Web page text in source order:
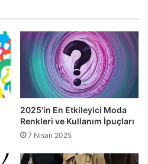
markalar bu tarz çantalar ile
sürmektedir. Sizler de tüm
tercih yaparak, modayı
elde edebilirsiniz.
çanta modası
çantalar
2025’in En Etkileyici Moda
Renkleri ve Kullanım İpuçları
7 Nisan 2025